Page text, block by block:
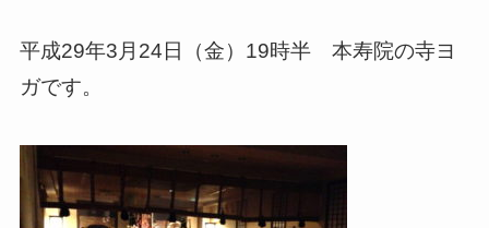
平成29年3月24日（金）19時半 本寿院の寺ヨ
ガです。